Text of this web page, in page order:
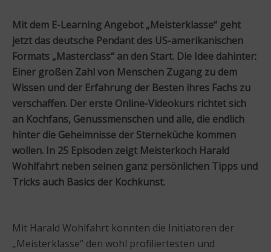
Mit dem E-Learning Angebot „Meisterklasse“ geht
jetzt das deutsche Pendant des US-amerikanischen
Formats „Masterclass“ an den Start. Die Idee dahinter:
Einer großen Zahl von Menschen Zugang zu dem
Wissen und der Erfahrung der Besten ihres Fachs zu
verschaffen. Der erste Online-Videokurs richtet sich
an Kochfans, Genussmenschen und alle, die endlich
hinter die Geheimnisse der Sterneküche kommen
wollen. In 25 Episoden zeigt Meisterkoch Harald
Wohlfahrt neben seinen ganz persönlichen Tipps und
Tricks auch Basics der Kochkunst.
Mit Harald Wohlfahrt konnten die Initiatoren der
„Meisterklasse“ den wohl profiliertesten und